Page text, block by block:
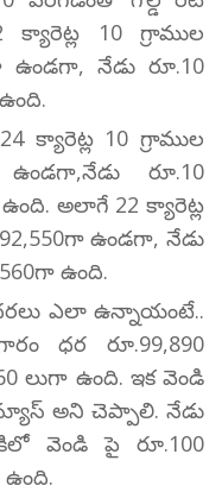
10 గ్రాముల
ఉండగా, నేడు రూ.10
క్యారెట్ల 10 గ్రాముల
రూ.10
అలాగే 22 క్యారెట్ల
ఉండగా, నేడు
ఉంది.
ఎలా ఉన్నాయంటే..
ధర రూ.99,890
లుగా ఉంది. ఇక వెండి
అని చెప్పాలి. నేడు
వెండి పై రూ.100
ఉంది.